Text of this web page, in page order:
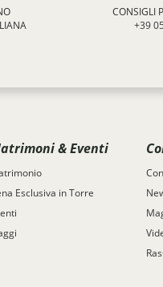
CONSIGLI
+39
& Eventi
Esclusiva in Torre